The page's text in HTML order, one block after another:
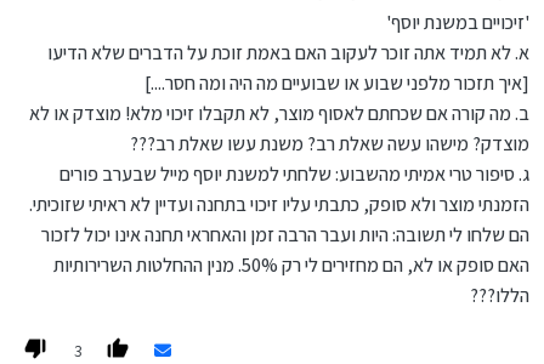
@ ניסן-עציוני
לא מכיר. תוכל לתת קישור?
בכל אופן, אני חושב שצריך פשוט לבדוק בעצמך. אני קניתי
כאמור גם באושר עד (וקצת ברמי לוי) וגם במשנ"י, ואני חושב
שאין כאן שאלה בכלל (אם כי למען האמת, הייתי קונה במשנתצ
יוסף גם אם זה היה אותו מחיר - כי דווקא זה הרבה יותר נח לי).
לא זוכר איפה ראיתי
זה נטו מהזכרון ואולי אני טועה
בסל קניה משוקלל גם דברים שאולי אתה בוחר שלא לרכוש במשנת
יוסף, לדוגמא עופות ובשר, הסל מכיל את כל הרכיבים ויתכן שזה מה
שיוצר בסוף את ההשוואה
'זיכויים במשנת יוסף'
א. לא תמיד אתה זוכר לעקוב האם באמת זוכת על הדברים שלא הדיעו
[איך תזכור מלפני שבוע או שבועיים מה היה ומה חסר....]
ב. מה קורה אם שכחתם לאסוף מוצר, לא תקבלו זיכוי מלא! מוצדק או לא
מוצדק? מישהו עשה שאלת רב? משנת עשו שאלת רב???
ג. סיפור טרי אמיתי מהשבוע: שלחתי למשנת יוסף מייל שבערב פורים
הזמנתי מוצר ולא סופק, כתבתי עליו זיכוי בתחנה ועדיין לא ראיתי שזוכיתי.
הם שלחו לי תשובה: היות ועבר הרבה זמן והאחראי תחנה אינו יכול לזכור
האם סופק או לא, הם מחזירים לי רק 50%. מנין ההחלטות השרירותיות
הללו???
3